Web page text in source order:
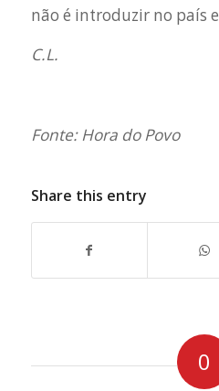
não é introduzir no país
C.L.
Fonte: Hora do Povo
Share this entry
0